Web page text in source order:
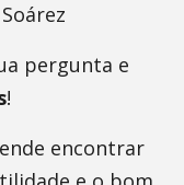
pergunta e
!
encontrar